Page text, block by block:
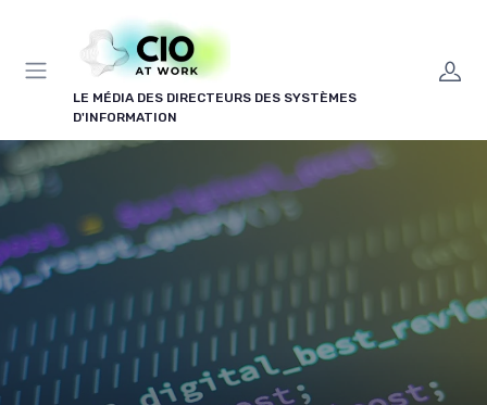
LE MÉDIA DES DIRECTEURS DES SYSTÈMES
D'INFORMATION